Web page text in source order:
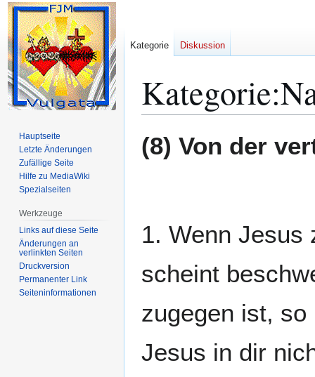
Kategorie:
Navigation
Suche
(8) Von der
1. Wenn Jesus
scheint
zugegen ist,
Jesus in dir
Kategorie Diskussion
Hauptseite
Letzte Änderungen
Zufällige Seite
Hilfe zu MediaWiki
Spezialseiten
Werkzeuge
Links auf diese Seite
Änderungen an
verlinkten Seiten
Druckversion
Permanenter Link
Seiten­­informationen